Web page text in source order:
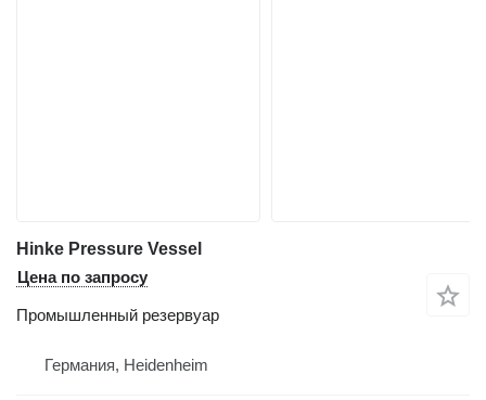
Hinke Pressure Vessel
Цена по запросу
Промышленный резервуар
Германия, Heidenheim